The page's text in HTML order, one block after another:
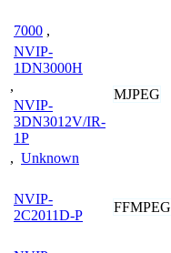
7000 ,
NVIP-
1DN3000H
,
NVIP-
3DN3012V/IR-
1P
, Unknown
MJPEG
NVIP-
2C2011D-P
FFMPEG